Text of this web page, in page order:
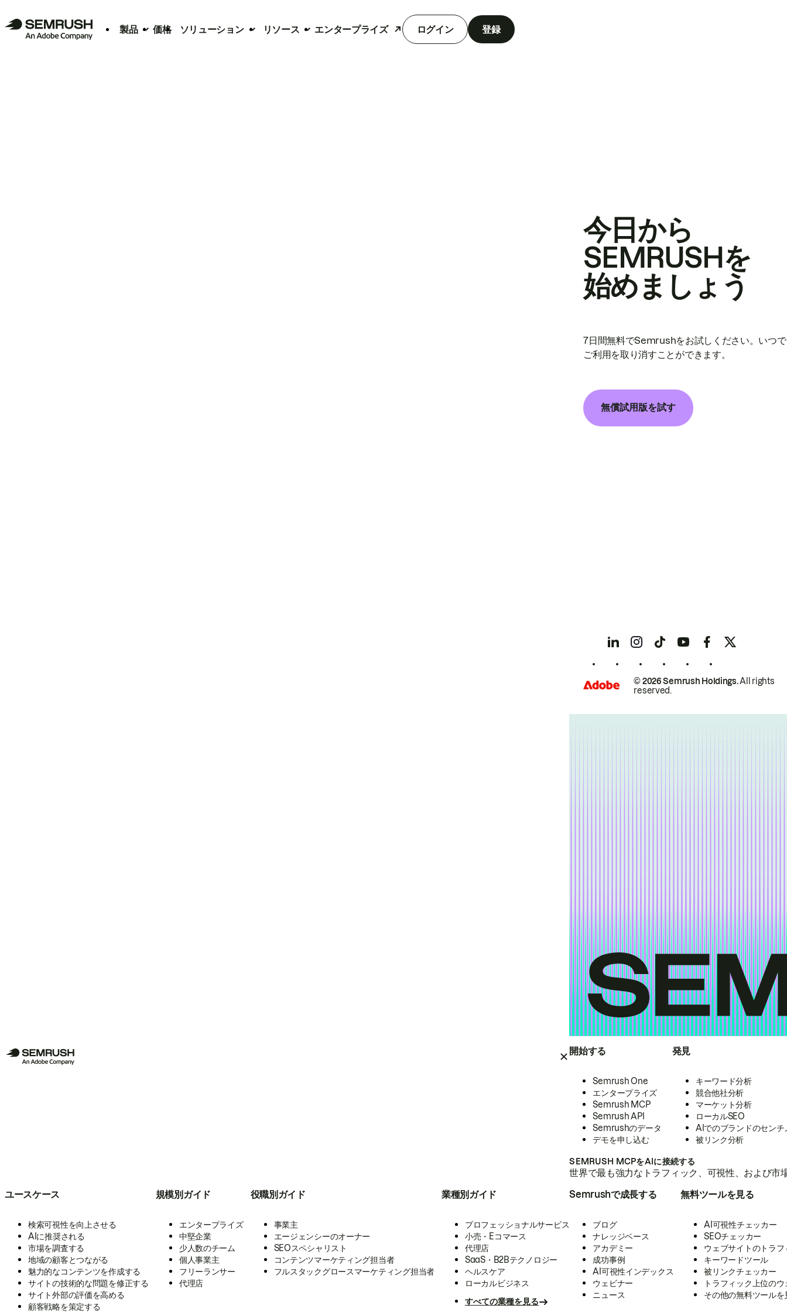
製品 価格 ソリューション リソース エンタープライズ ログイン 登録
開始する
Semrush One
エンタープライズ
Semrush MCP
Semrush API
Semrushのデータ
デモを申し込む
発見
キーワード分析
競合他社分析
マーケット分析
ローカルSEO
AIでのブランドのセンチ
被リンク分析
SEMRUSH MCPをAIに接続する
世界で最も強力なトラフィック、可視性、および
ユースケース
検索可視性を向上させる
AIに推奨される
市場を調査する
地域の顧客とつながる
魅力的なコンテンツを作成する
サイトの技術的な問題を修正する
サイト外部の評価を高める
顧客戦略を策定する
規模別ガイド
エンタープライズ
中堅企業
少人数のチーム
個人事業主
フリーランサー
代理店
役職別ガイド
事業主
エージェンシーのオーナー
SEOスペシャリスト
コンテンツマーケティング担当者
フルスタックグロースマーケティング担当者
業種別ガイド
プロフェッショナルサービス
小売・Eコマース
代理店
SaaS・B2Bテクノロジー
ヘルスケア
ローカルビジネス
すべての業種を見る
Semrushで成長する
ブログ
ナレッジベース
アカデミー
成功事例
AI可視性インデックス
ウェビナー
ニュース
無料ツールを見る
AI可視性チェッカー
SEOチェッカー
ウェブサイトのトラ
キーワードツール
被リンクチェッカー
トラフィック上位の
その他の無料ツールを
今日から
SEMRUSHを
始めましょう
7日間無料でSemrushをお試しください。いつ
ご利用を取り消すことができます。
無償試用版を試す
© 2026 Semrush Holdings.All rights
reserved.